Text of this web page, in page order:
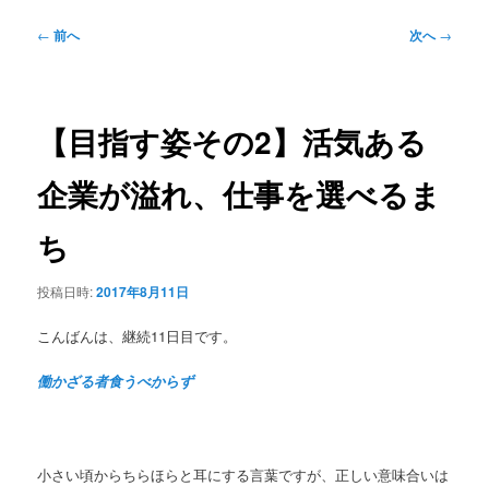
投
ョ
← 前へ 次へ→
【目指す姿その2】活気ある
企業が溢れ、仕事を選べるま
ち
投稿日時:2017年8月11日
こんばんは、継続11日目です。
働かざる者食うべからず
小さい頃からちらほらと耳にする言葉ですが、正しい意味合いは